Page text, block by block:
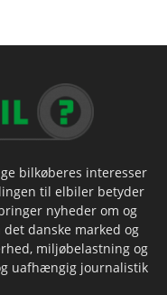
bilkøberes interesser
til elbiler betyder
nyheder om og
danske marked og
miljøbelastning og
uafhængig journalistik